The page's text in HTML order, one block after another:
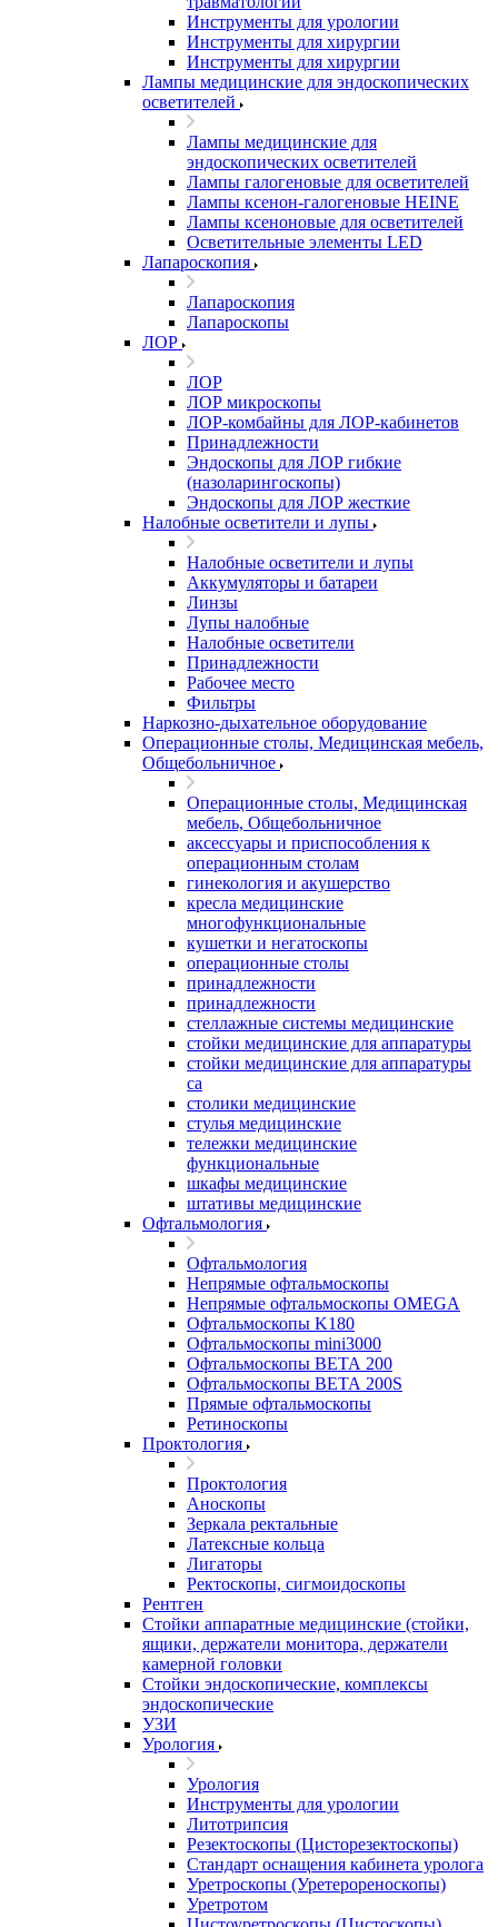
Инструменты для урологии
Инструменты для хирургии
Инструменты для хирургии
Лампы медицинские для эндоскопических
осветителей
Лампы медицинские для
эндоскопических осветителей
Лампы галогеновые для осветителей
Лампы ксенон-галогеновые HEINE
Лампы ксеноновые для осветителей
Осветительные элементы LED
Лапароскопия
Лапароскопия
Лапароскопы
ЛОР
ЛОР
ЛОР микроскопы
ЛОР-комбайны для ЛОР-кабинетов
Принадлежности
Эндоскопы для ЛОР гибкие
(назоларингоскопы)
Эндоскопы для ЛОР жесткие
Налобные осветители и лупы
Налобные осветители и лупы
Аккумуляторы и батареи
Линзы
Лупы налобные
Налобные осветители
Принадлежности
Рабочее место
Фильтры
Наркозно-дыхательное оборудование
Операционные столы, Медицинская мебель,
Общебольничное
Операционные столы, Медицинская
мебель, Общебольничное
аксессуары и приспособления к
операционным столам
гинекология и акушерство
кресла медицинские
многофункциональные
кушетки и негатоскопы
операционные столы
принадлежности
принадлежности
стеллажные системы медицинские
стойки медицинские для аппаратуры
стойки медицинские для аппаратуры
са
столики медицинские
стулья медицинские
тележки медицинские
функциональные
шкафы медицинские
штативы медицинские
Офтальмология
Офтальмология
Непрямые офтальмоскопы
Непрямые офтальмоскопы OMEGA
Офтальмоскопы K180
Офтальмоскопы mini3000
Офтальмоскопы ВЕТА 200
Офтальмоскопы ВЕТА 200S
Прямые офтальмоскопы
Ретиноскопы
Проктология
Проктология
Аноскопы
Зеркала ректальные
Латексные кольца
Лигаторы
Ректоскопы, сигмоидоскопы
Рентген
Стойки аппаратные медицинские (стойки,
ящики, держатели монитора, держатели
камерной головки
Стойки эндоскопические, комплексы
эндоскопические
УЗИ
Урология
Урология
Инструменты для урологии
Литотрипсия
Резектоскопы (Цисторезектоскопы)
Стандарт оснащения кабинета уролога
Уретроскопы (Уретерореноскопы)
Уретротом